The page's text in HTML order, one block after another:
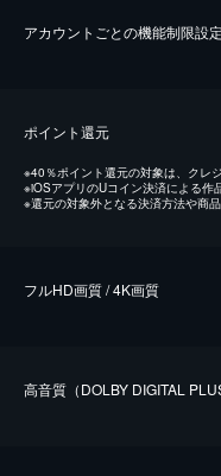
アカウントごとの機能制限設定
ポイント還元
※40％ポイント還元の対象は、クレ
※iOSアプリのUコイン決済による作
※還元の対象外となる決済方法や商
フルHD画質 / 4K画質
⾼⾳質（DOLBY DIGITAL